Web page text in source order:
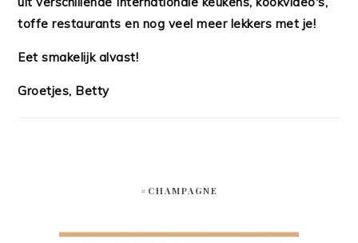
toffe restaurants en nog veel meer lekkers met je!
Eet smakelijk alvast!
Groetjes, Betty
#CHAMPAGNE